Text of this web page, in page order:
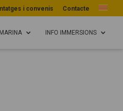
i convenis Contacte
INFO IMMERSIONS